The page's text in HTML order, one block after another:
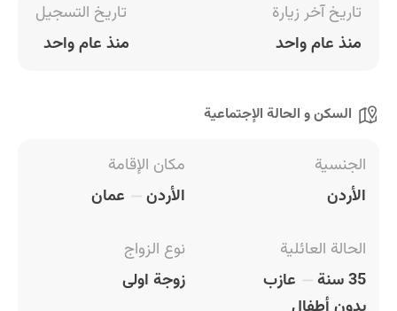
تاريخ آخر زيارة
منذ عام واحد
تاريخ التسجيل
منذ عام واحد
السكن و الحالة الإجتماعية
الجنسية
الأردن
مكان الإقامة
الأردن
عمان
الحالة العائلية
35 سنة
عازب
نوع الزواج
زوجة اولى